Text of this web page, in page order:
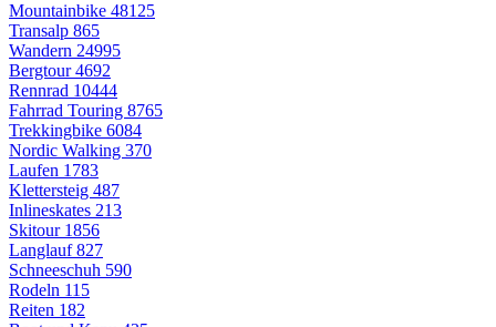
Mountainbike 48125
Transalp 865
Wandern 24995
Bergtour4692
Rennrad 10444
Fahrrad Touring 8765
Trekkingbike 6084
Nordic Walking 370
Laufen 1783
Klettersteig 487
Inlineskates 213
Skitour 1856
Langlauf827
Schneeschuh 590
Rodeln 115
Reiten 182